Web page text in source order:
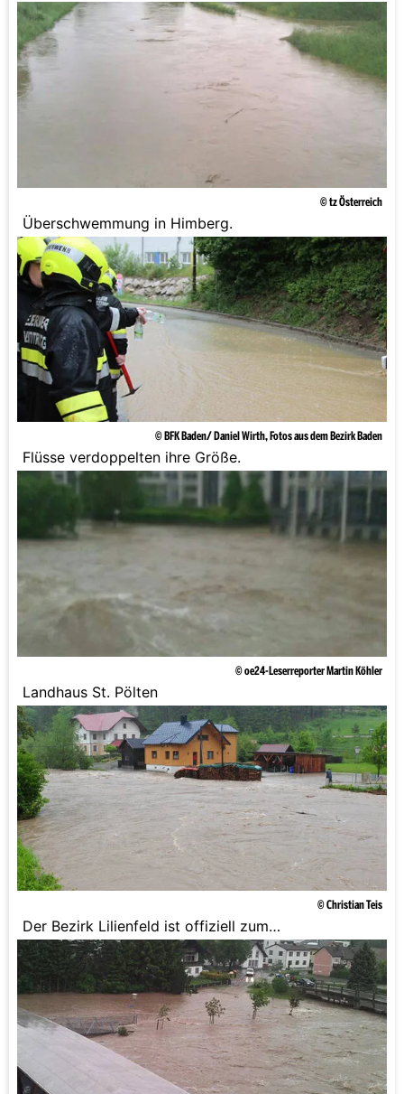
Kampf angesagt.
© tz Österreich
Überschwemmung in Himberg.
© BFK Baden/ Daniel Wirth, Fotos aus dem Bezirk Baden
Flüsse verdoppelten ihre Größe.
© oe24-Leserreporter Martin Köhler
Landhaus St. Pölten
© Christian Teis
Der Bezirk Lilienfeld ist offiziell zum
Katastrophengebiet erklärt worden.